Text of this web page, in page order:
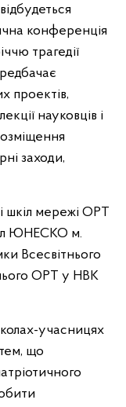
конференція
трагедії
проектів,
науковців і
заходи,
шкіл мережі ОРТ
ЮНЕСКО м.
Всесвітнього
ОРТ у НВК
учасницях
що